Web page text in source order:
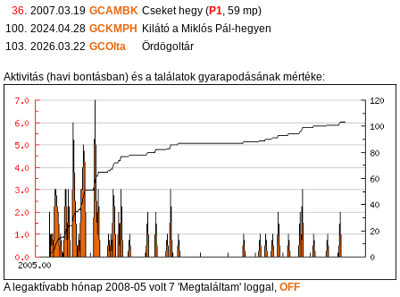
36
2007.03.19 GCAMBK Cseket hegy (P1 , 59 mp)
100. 2024.04.28 GCKMPH Kilátó a Miklós Pál-hegyen
103. 2026.03.22 GCOlta Ördögoltár
Aktivitás (havi bontásban) és a találatok gyarapodásának mértéke:
A legaktívabb hónap 2008-05 volt 7 'Megtaláltam' loggal,OFF